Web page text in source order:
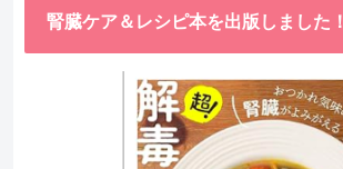
腎臓ケア＆レシピ本を出版しました！